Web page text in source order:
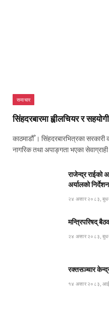
समाचार
सिंहदरबारमा ह्वीलचियर र
काठमाडौँ । सिंहदरबारभित्रका
नागरिक तथा अपाङ्गता भएका
राजेन्द्र राईको
अर्यालको निर्देशन
२४ असार २०८३,
मन्त्रिपरिषद्
२४ असार २०८३,
रक्तसञ्चार
१४ असार २०८३,